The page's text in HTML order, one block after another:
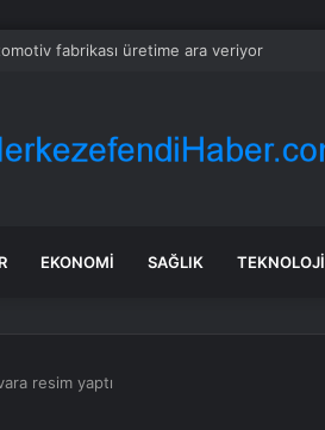
fabrikası üretime ara veriyor
EKONOMI SAĞLIK TEKNOLOJI
resim yaptı